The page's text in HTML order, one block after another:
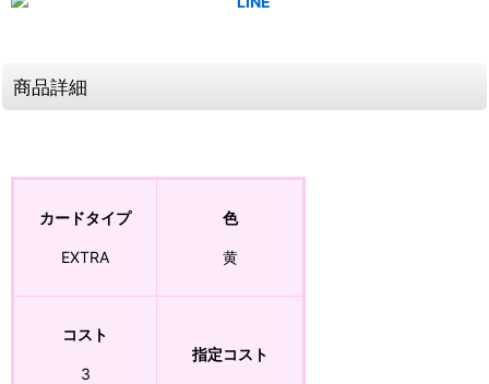
商品詳細
カードタイプ
EXTRA
色
黄
コスト
3
指定コスト